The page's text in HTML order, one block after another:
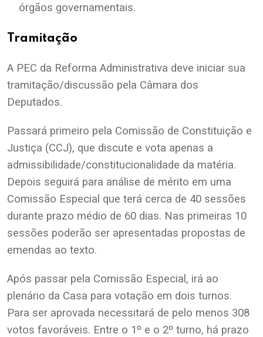
órgãos governamentais.
Tramitação
A PEC da Reforma Administrativa deve iniciar sua
tramitação/discussão pela Câmara dos
Deputados.
Passará primeiro pela Comissão de Constituição e
Justiça (CCJ), que discute e vota apenas a
admissibilidade/constitucionalidade da matéria.
Depois seguirá para análise de mérito em uma
Comissão Especial que terá cerca de 40 sessões
durante prazo médio de 60 dias. Nas primeiras 10
sessões poderão ser apresentadas propostas de
emendas ao texto.
Após passar pela Comissão Especial, irá ao
plenário da Casa para votação em dois turnos.
Para ser aprovada necessitará de pelo menos 308
votos favoráveis. Entre o 1º e o 2º turno, há prazo